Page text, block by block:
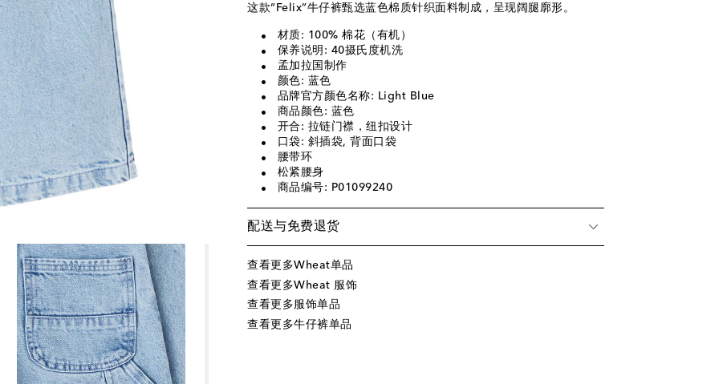
这款“Felix”牛仔裤甄选蓝色棉质针织面料制成，呈现阔腿廓形。
材质: 100% 棉花（有机）
保养说明: 40摄氏度机洗
孟加拉国制作
颜色: 蓝色
品牌官方颜色名称: Light Blue
商品颜色: 蓝色
开合: 拉链门襟，纽扣设计
口袋: 斜插袋, 背面口袋
腰带环
松紧腰身
商品编号: P01099240
配送与免费退货
查看更多Wheat单品
查看更多Wheat 服饰
查看更多服饰单品
查看更多牛仔裤单品